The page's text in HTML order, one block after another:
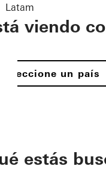
Latam
viendo
Seleccione un país
estás